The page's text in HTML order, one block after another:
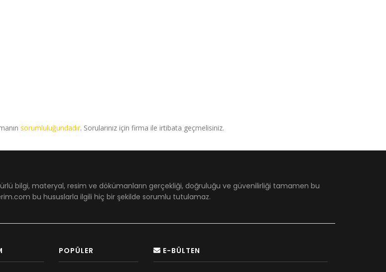
sorumluluğundadır. Sorularınız için firma ile irtibata geçmelisiniz.
bilgi, materyal, resim ve dökümanların gerçekliği, doğruluğu ve güvenilirliği tamamen bu
bu hususlarla ilgili hiç bir şekilde sorumlu tutulamaz.
POPÜLER E-BÜLTEN